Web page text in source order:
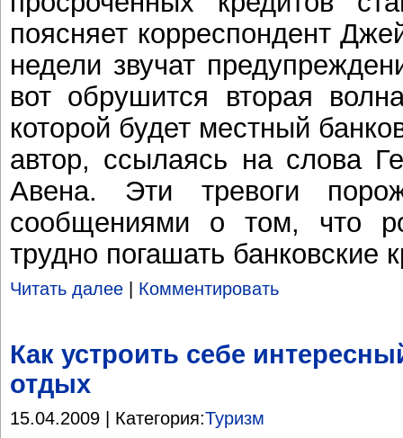
поясняет корреспондент
недели звучат
вот обрушится вторая
которой будет местный
автор, ссылаясь на слова
Авена. Эти тревоги
сообщениями о том, что
трудно погашать банковские
Читать далее Комментировать
Как устроить себе
отдых
15.04.2009 | Категория:Туризм